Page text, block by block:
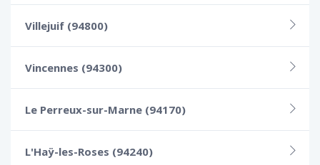
Villejuif (94800)
Vincennes (94300)
Le Perreux-sur-Marne (94170)
L'Haÿ-les-Roses (94240)